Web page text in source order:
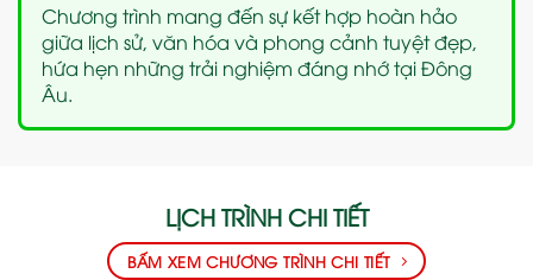
Chương trình mang đến sự kết hợp hoàn hảo
giữa lịch sử, văn hóa và phong cảnh tuyệt đẹp,
hứa hẹn những trải nghiệm đáng nhớ tại Đông
Âu.
LỊCH TRÌNH CHI TIẾT
BẤM XEM CHƯƠNG TRÌNH CHI TIẾT